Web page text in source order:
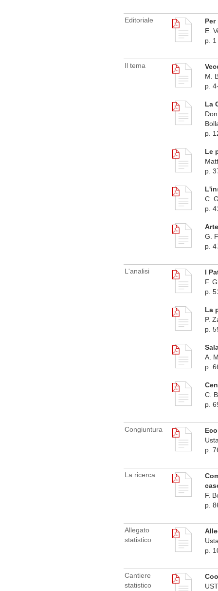
Editoriale
E.
p. 1
Il tema
M.
p.
La
p.
Le
p.
C.
p.
G.
p.
L'analisi
I
F.
p.
La
P.
p.
A.
p.
C.
p.
Congiuntura
p.
La ricerca
F.
p.
Allegato
statistico
p.
Cantiere
statistico
UST